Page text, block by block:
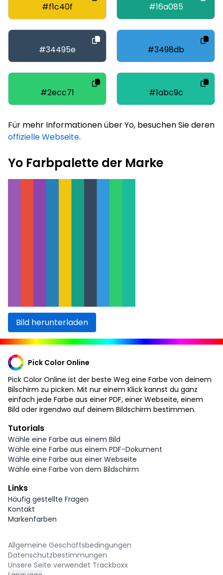
#f1c40f #16a085
#34495e #3498db
#2ecc71 #1abc9c
Für mehr Informationen über Yo, besuchen Sie deren
offizielle Webseite.
Yo Farbpalette der Marke
Bild herunterladen
Pick Color Online
Pick Color Online ist der beste Weg eine Farbe von deinem
Bilschirm zu picken. Mit nur einem Klick kannst du ganz
einfach jede Farbe aus einer PDF, einer Webseite, einem
Bild oder irgendwo auf deinem Bildschirm bestimmen.
Tutorials
Wähle eine Farbe aus einem Bild
Wähle eine Farbe aus einem PDF-Dokument
Wähle eine Farbe aus einer Webseite
Wähle eine Farbe von dem Bildschirm
Links
Häufig gestellte Fragen
Kontakt
Markenfarben
Allgemeine Geschäftsbedingungen
Datenschutzbestimmungen
Unsere Seite verwendet Trackboxx